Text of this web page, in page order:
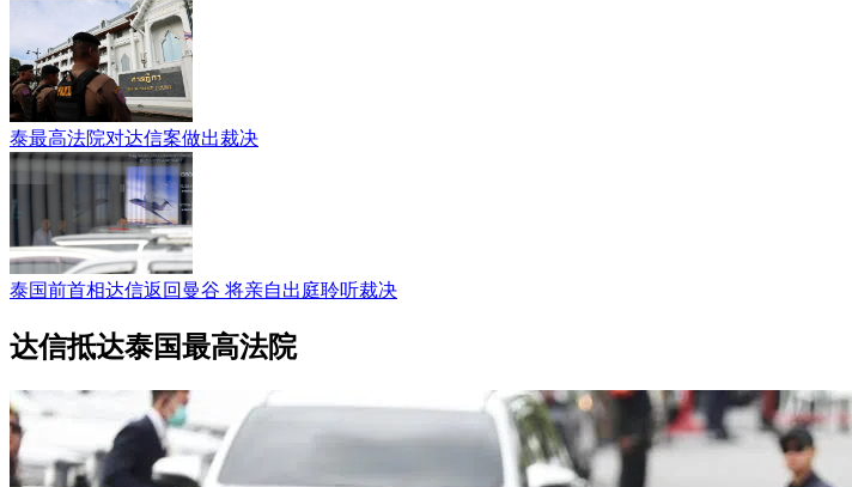
泰最高法院对达信案做出裁决
泰国前首相达信返回曼谷 将亲自出庭聆听裁决
达信抵达泰国最高法院